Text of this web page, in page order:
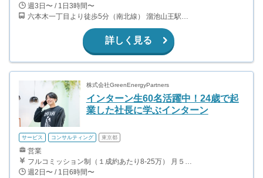
週3日〜 / 1日3時間〜
六本木一丁目より徒歩5分（南北線） 溜池山王駅より徒歩10分（銀座線） 六本木駅より徒歩12分（日比谷線）
詳しく見る
株式会社GreenEnergyPartners
インターン生60名活躍中！24歳で起
業した社長に学ぶインターン
サービス コンサルティング 東京都
営業
フルコミッション制（１成約あたり8-25万） 月５０万以上稼ぐインターン生も多数います！ ■収入例 ○入社１ヶ月目（明治大学2年生） 役職：アポインター 月間１契約×８万円＝８万円 ＋交通費 ○入社３ヶ月目（東京大学２年生） 役職：アポインター（ランク：ブロンズ） 月間３契約×10万円＝30万円 ＋交通費 ○入社６ヶ月目（早稲田大学３年生） 役職：アポインター（ランク：シルバー） 月間５契約×12万円＝60万円 ＋交通費 ○入社15ヶ月目（慶應大学３年生） 役職：クローザー 月間３契約×25万＝75万円 ＋交通費
週2日〜 / 1日6時間〜